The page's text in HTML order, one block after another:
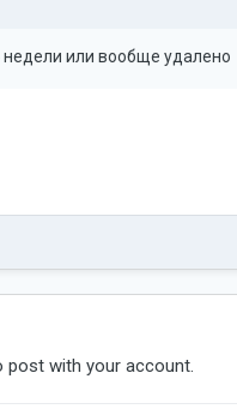
или вообще удалено
post with your account.